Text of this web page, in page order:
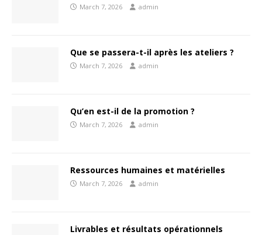
March 7, 2026 admin
Que se passera-t-il après les ateliers ?
March 7, 2026 admin
Qu’en est-il de la promotion ?
March 7, 2026 admin
Ressources humaines et matérielles
March 7, 2026 admin
Livrables et résultats opérationnels